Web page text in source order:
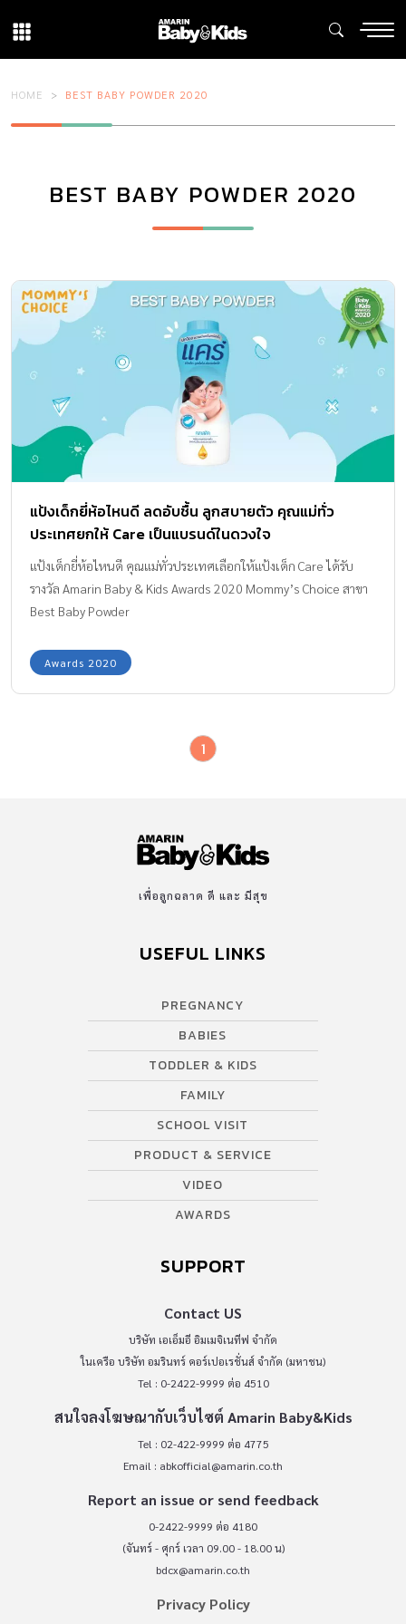
HOME BEST BABY POWDER 2020
BEST BABY POWDER 2020
แป้งเด็กยี่ห้อไหนดี ลดอับชื้น ลูกสบายตัว คุณแม่ทั่ว
ประเทศยกให้ Care เป็นแบรนด์ในดวงใจ
แป้งเด็กยี่ห้อไหนดี คุณแม่ทั่วประเทศเลือกให้แป้งเด็ก Care ได้รับ
รางวัล Amarin Baby & Kids Awards 2020 Mommy’s Choice สาขา
Best Baby Powder
Awards 2020
1
เพื่อลูกฉลาด ดี และ มีสุข
USEFUL LINKS
PREGNANCY
BABIES
TODDLER & KIDS
FAMILY
SCHOOL VISIT
PRODUCT & SERVICE
VIDEO
AWARDS
SUPPORT
Contact US
บริษัท เอเอ็มอี อิมเมจิเนทีฟ จำกัด
ในเครือ บริษัท อมรินทร์ คอร์เปอเรชั่นส์ จำกัด (มหาชน)
Tel : 0-2422-9999 ต่อ 4510
สนใจลงโฆษณากับเว็บไซต์ Amarin Baby&Kids
Tel : 02-422-9999 ต่อ 4775
Email : abkofficial@amarin.co.th
Report an issue or send feedback
0-2422-9999 ต่อ 4180
(จันทร์ - ศุกร์ เวลา 09.00 - 18.00 น)
bdcx@amarin.co.th
Privacy Policy